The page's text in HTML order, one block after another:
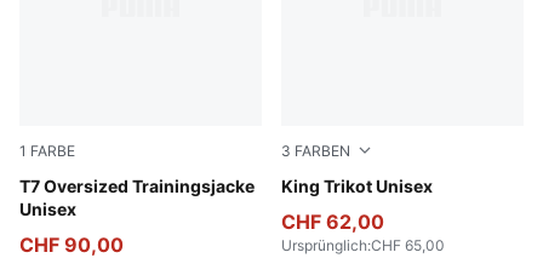
1 FARBE
T7 Oversized Trainingsjacke
Unisex
Puma Black
CHF 90,00
3 FARBEN
King Trikot Unisex
Puma Black
CHF 62,00
Ursprünglich:CHF 65,00